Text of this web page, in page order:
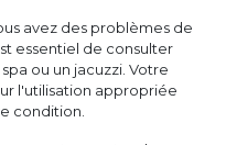
avez des problèmes de
essentiel de consulter
ou un jacuzzi. Votre
l'utilisation appropriée
condition.